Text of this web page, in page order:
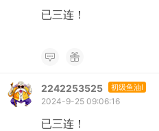
已三连！
2242253525 初级鱼油I
2024-9-25 09:06:16
已三连！